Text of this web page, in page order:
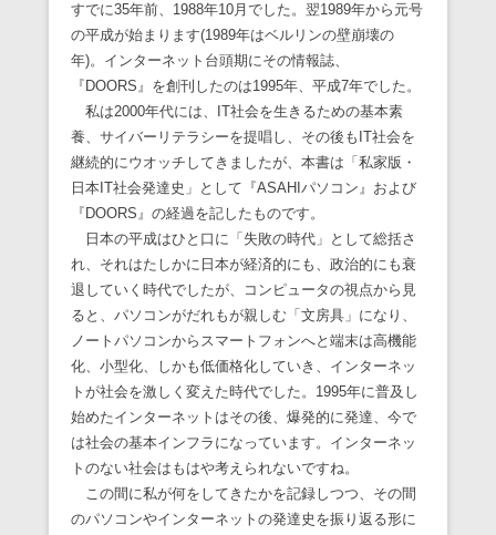
すでに35年前、1988年10月でした。翌1989年から元号
の平成が始まります(1989年はベルリンの壁崩壊の
年)。インターネット台頭期にその情報誌、
『DOORS』を創刊したのは1995年、平成7年でした。
私は2000年代には、IT社会を生きるための基本素
養、サイバーリテラシーを提唱し、その後もIT社会を
継続的にウオッチしてきましたが、本書は「私家版・
日本IT社会発達史」として『ASAHIパソコン』および
『DOORS』の経過を記したものです。
日本の平成はひと口に「失敗の時代」として総括さ
れ、それはたしかに日本が経済的にも、政治的にも衰
退していく時代でしたが、コンピュータの視点から見
ると、パソコンがだれもが親しむ「文房具」になり、
ノートパソコンからスマートフォンへと端末は高機能
化、小型化、しかも低価格化していき、インターネッ
トが社会を激しく変えた時代でした。1995年に普及し
始めたインターネットはその後、爆発的に発達、今で
は社会の基本インフラになっています。インターネッ
トのない社会はもはや考えられないですね。
この間に私が何をしてきたかを記録しつつ、その間
のパソコンやインターネットの発達史を振り返る形に